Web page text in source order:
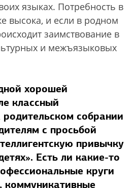
языках. Потребность в
высока, и если в родном
заимствование в
и межъязыковых
хорошей
классный
собрании
с просьбой
привычку
Есть ли какие-то
круги
коммуникативные